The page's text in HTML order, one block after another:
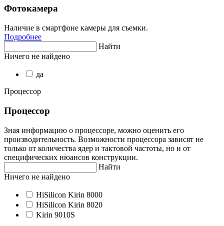
Фотокамера
Наличие в смартфоне камеры для съемки.
Подробнее
Найти
Ничего не найдено
да
Процессор
Процессор
Зная информацию о процессоре, можно оценить его
производительность. Возможности процессора зависят не
только от количества ядер и тактовой частоты, но и от
специфических нюансов конструкции.
Найти
Ничего не найдено
HiSilicon Kirin 8000
HiSilicon Kirin 8020
Kirin 9010S